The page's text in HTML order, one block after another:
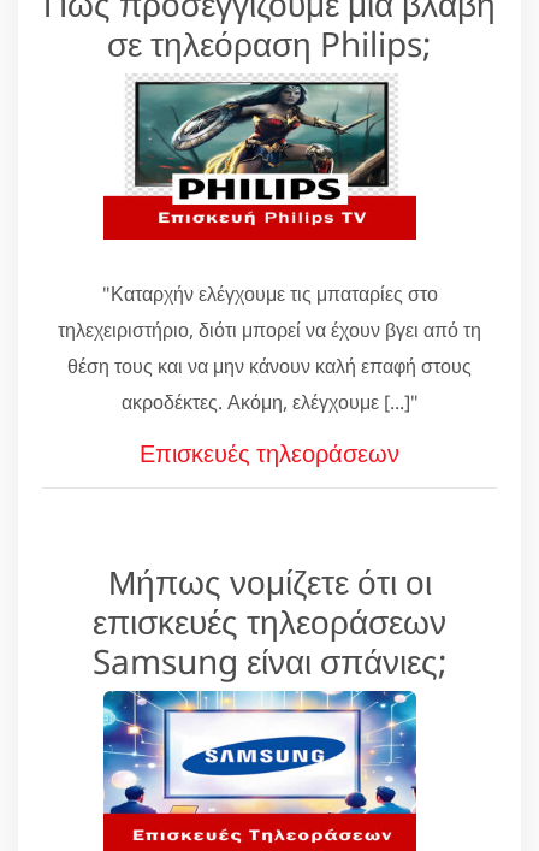
σε τηλεόραση Philips;
"Καταρχήν ελέγχουμε τις μπαταρίες στο
τηλεχειριστήριο, διότι μπορεί να έχουν βγει από τη
θέση τους και να μην κάνουν καλή επαφή στους
ακροδέκτες. Ακόμη, ελέγχουμε [...]"
Επισκευές τηλεοράσεων
Μήπως νομίζετε ότι οι
επισκευές τηλεοράσεων
Samsung είναι σπάνιες;